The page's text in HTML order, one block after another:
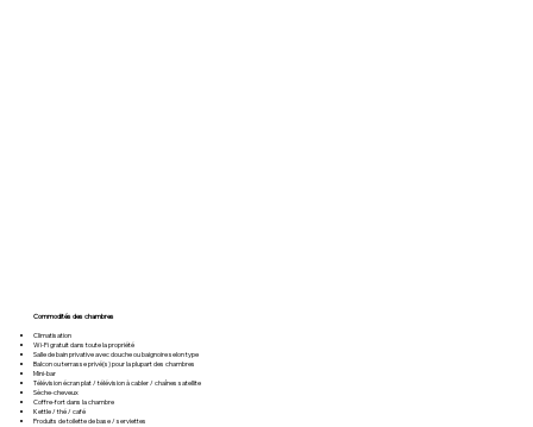
Commodités des chambres
Climatisation
Wi-Fi gratuit dans toute la propriété
Salle de bain privative avec douche ou baignoire selon type
Balcon ou terrasse privé(s) pour la plupart des chambres
Mini-bar
Télévision écran plat / télévision à cabler / chaînes satellite
Sèche-cheveux
Coffre-fort dans la chambre
Kettle / thé / café
Produits de toilette de base / serviettes